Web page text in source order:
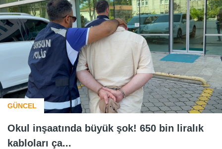
GÜNCEL
Okul inşaatında büyük şok! 650 bin liralık
kabloları ça...